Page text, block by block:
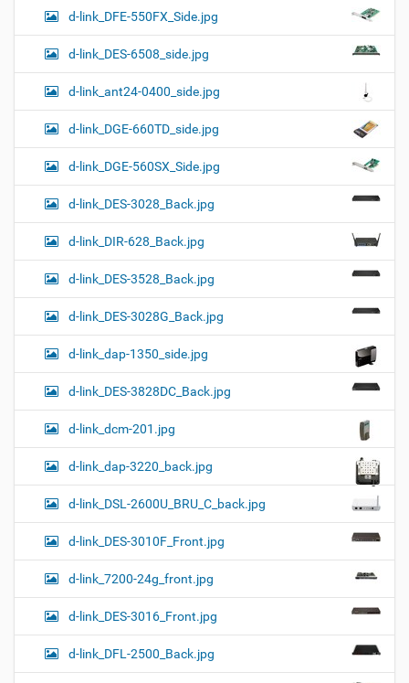
d-link_DFE-550FX_Side.jpg
d-link_DES-6508_side.jpg
d-link_ant24-0400_side.jpg
d-link_DGE-660TD_side.jpg
d-link_DGE-560SX_Side.jpg
d-link_DES-3028_Back.jpg
d-link_DIR-628_Back.jpg
d-link_DES-3528_Back.jpg
d-link_DES-3028G_Back.jpg
d-link_dap-1350_side.jpg
d-link_DES-3828DC_Back.jpg
d-link_dcm-201.jpg
d-link_dap-3220_back.jpg
d-link_DSL-2600U_BRU_C_back.jpg
d-link_DES-3010F_Front.jpg
d-link_7200-24g_front.jpg
d-link_DES-3016_Front.jpg
d-link_DFL-2500_Back.jpg